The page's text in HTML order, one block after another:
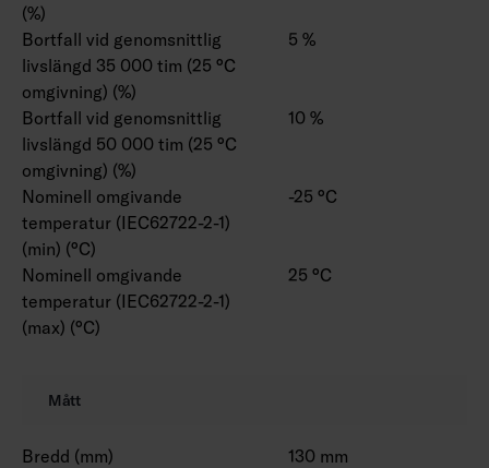
(%)
Bortfall vid genomsnittlig
livslängd 35 000 tim (25 °C
omgivning) (%)
5 %
Bortfall vid genomsnittlig
livslängd 50 000 tim (25 °C
omgivning) (%)
10 %
Nominell omgivande
temperatur (IEC62722-2-1)
(min) (°C)
-25 °C
Nominell omgivande
temperatur (IEC62722-2-1)
(max) (°C)
25 °C
Mått
Bredd (mm)
130 mm